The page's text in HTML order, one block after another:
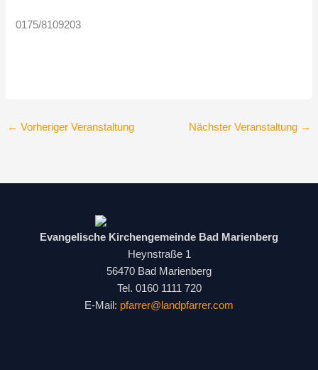
0175/8109203
← Vorheriger Veranstaltung Nächster Veranstaltung →
Evangelische Kirchengemeinde Bad Marienberg
Heynstraße 1
56470 Bad Marienberg
Tel. 0160 1111 720
E-Mail: pfarrer@landpfarrer.com